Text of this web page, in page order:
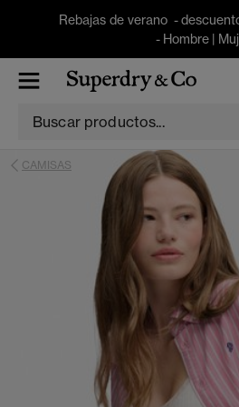
Rebajas de verano -
- Hombre|
CAMISAS